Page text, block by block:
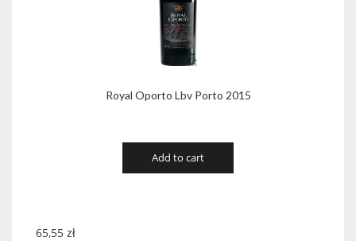
Royal Oporto Lbv Porto 2015
Add to cart
65,55 zł